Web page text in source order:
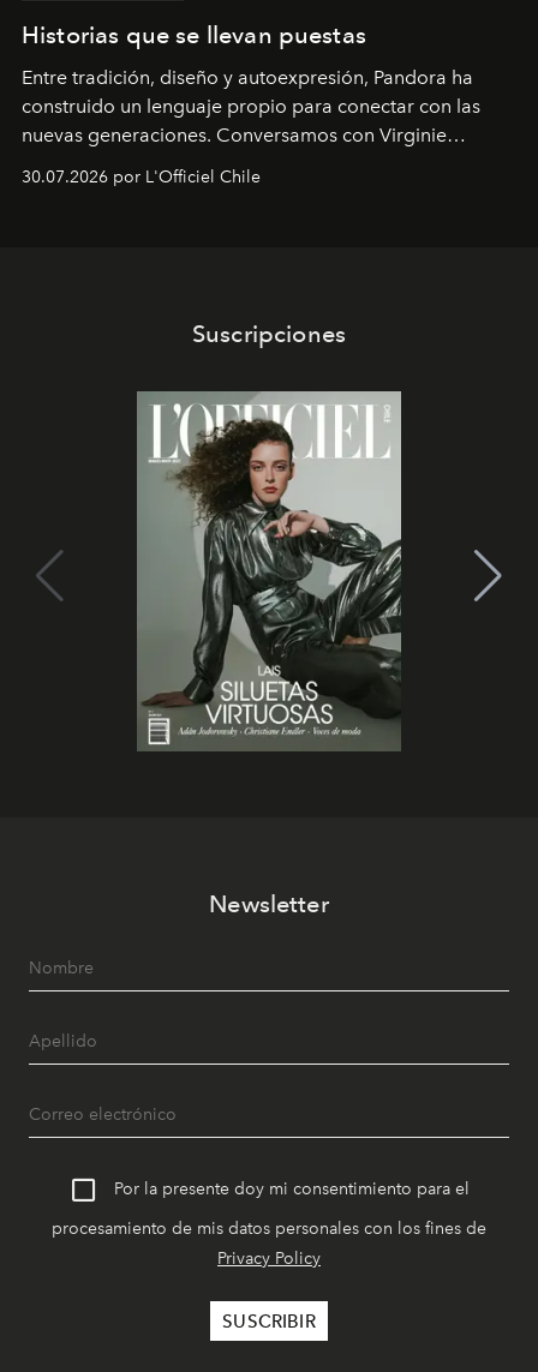
Historias que se llevan puestas
Entre tradición, diseño y autoexpresión, Pandora ha
construido un lenguaje propio para conectar con las
nuevas generaciones. Conversamos con Virginie
Dubray, la responsable de marketing para
Latinoamérica, sobre identidad, cultura y el valor
30.07.2026 por L'Officiel Chile
Suscripciones
Newsletter
Por la presente doy mi consentimiento para el
procesamiento de mis datos personales con los fines de
Privacy Policy